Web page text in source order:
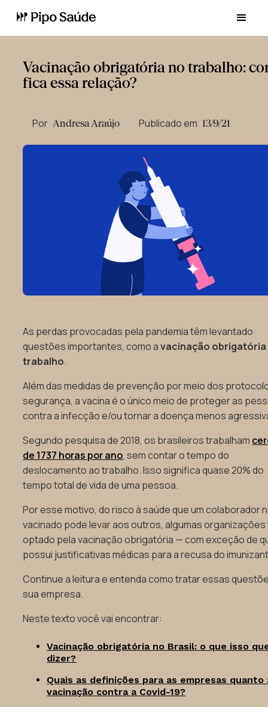
Vacinação obrigatória no trabalho:
fica essa relação?
Por Andresa Araújo Publicado em 13/9/21
As perdas provocadas pela pandemia têm levantado
questões importantes, como avacinação obrigatória
trabalho.
Além das medidas de prevenção por meio dos
segurança, a vacina é o único meio de proteger as
contra a infecção e/ou tornar a doença menos
Segundo pesquisa de 2018, os brasileiros trabalham
de 1737 horas por ano, sem contar o tempo do
deslocamento ao trabalho. Isso significa quase 20% do
tempo total de vida de uma pessoa.
Por esse motivo, do risco à saúde que um colaborador
vacinado pode levar aos outros, algumas
optado pela vacinação obrigatória — com exceção de
possui justificativas médicas para a recusa do
Continue a leitura e entenda como tratar essas
sua empresa.
Neste texto você vai encontrar:
Vacinação obrigatória no Brasil: o que isso
dizer?
Quais as definições para as empresas quanto
vacinação contra a Covid-19?